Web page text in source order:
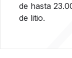
de hasta
de litio.